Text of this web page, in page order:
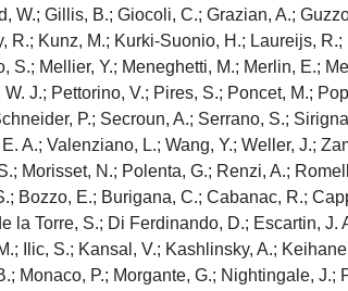
W.; Gillis, B.; Giocoli, C.; Grazian, A.;
Kunz, M.; Kurki-Suonio, H.; Laureijs, R.;
Mellier, Y.; Meneghetti, M.; Merlin, E.;
J.; Pettorino, V.; Pires, S.; Poncet, M.;
P.; Secroun, A.; Serrano, S.;
A.; Valenziano, L.; Wang, Y.; Weller, J.;
Morisset, N.; Polenta, G.; Renzi, A.;
Bozzo, E.; Burigana, C.; Cabanac, R.;
Torre, S.; Di Ferdinando, D.; Escartin, J.
Ilic, S.; Kansal, V.; Kashlinsky, A.;
Monaco, P.; Morgante, G.; Nightingale, J.;